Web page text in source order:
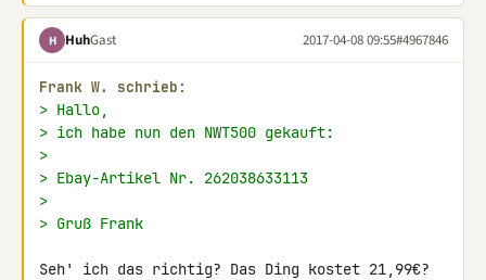
H HuhGast 2017-04-08 09:55#4967846
Frank W. schrieb:
> Hallo,
> ich habe nun den NWT500 gekauft:
>
> Ebay-Artikel Nr. 262038633113
>
> Gruß Frank
Seh' ich das richtig? Das Ding kostet 21,99€?